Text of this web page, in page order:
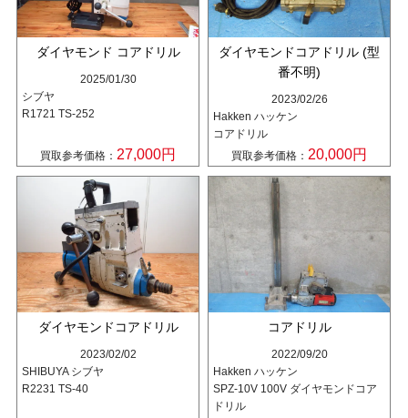
ダイヤモンド コアドリル
2025/01/30
シブヤ
R1721 TS-252
買取参考価格： 27,000円
ダイヤモンドコアドリル (型
番不明)
2023/02/26
Hakken ハッケン
コアドリル
買取参考価格： 20,000円
ダイヤモンドコアドリル
2023/02/02
SHIBUYA シブヤ
R2231 TS-40
コアドリル
2022/09/20
Hakken ハッケン
SPZ-10V 100V ダイヤモンドコア
ドリル